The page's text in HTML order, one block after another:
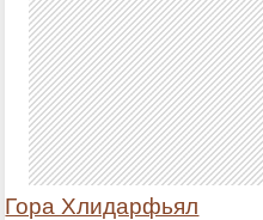
Гора Хлидарфьял